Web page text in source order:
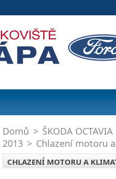
Domů > ŠKODA OCTAVIA
2013 > Chlazení motoru
CHLAZENÍ MOTORU A